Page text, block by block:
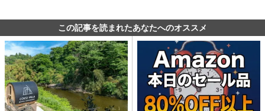
この記事を読まれたあなたへのオススメ